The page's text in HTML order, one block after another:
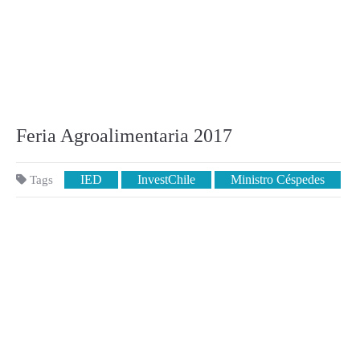
Feria Agroalimentaria 2017
Tags IED InvestChile Ministro Céspedes